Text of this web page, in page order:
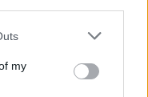
one or more Google
You may click to
third-party tags to
my